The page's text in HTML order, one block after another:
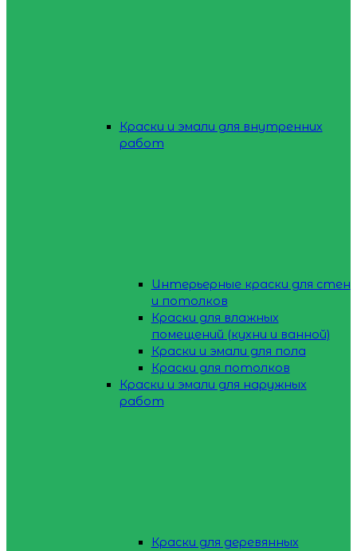
Краски и эмали для внутренних
работ
Интерьерные краски для стен
и потолков
Краски для влажных
помещений (кухни и ванной)
Краски и эмали для пола
Краски для потолков
Краски и эмали для наружных
работ
Краски для деревянных